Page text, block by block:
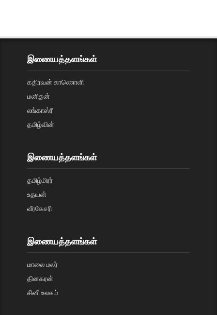
இணையத்தளங்கள்
கதிரவன் காணொளி
மனிதன்
லங்காஸ்ரீ
தமிழ்வின்
இணையத்தளங்கள்
தமிழ்மிரர்
உதயன்
வீரகேசரி
இணையத்தளங்கள்
மாலை மலர்
தினகரன்
சினி உலகம்